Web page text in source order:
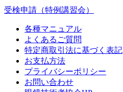
受検申請（特例講習会）
各種マニュアル
よくあるご質問
特定商取引法に基づく表記
お支払方法
プライバシーポリシー
お問い合わせ